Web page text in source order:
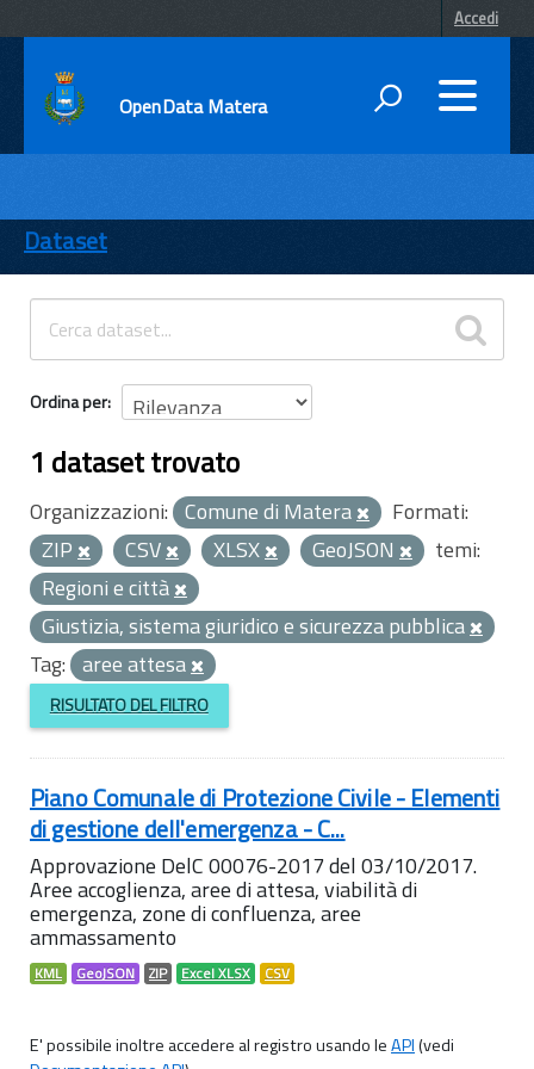
Accedi
OpenData Matera
ENTI
TEMI
INFORMAZIONI
Dataset
Ordina per
1 dataset trovato
Organizzazioni: Comune di Matera
Formati:
ZIP
CSV XLSX GeoJSON
temi:
Regioni e città
Giustizia, sistema giuridico e sicurezza pubblica
Tag: aree attesa
RISULTATO DEL FILTRO
Piano Comunale di Protezione Civile - Elementi
di gestione dell'emergenza - C...
Approvazione DelC 00076-2017 del 03/10/2017.
Aree accoglienza, aree di attesa, viabilità di
emergenza, zone di confluenza, aree
ammassamento
KML GeoJSON ZIP Excel XLSX CSV
E' possibile inoltre accedere al registro usando leAPI(vedi